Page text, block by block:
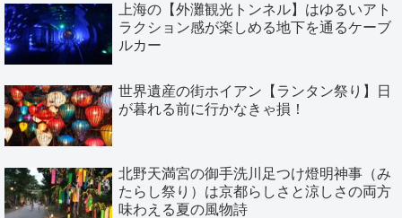
上海の【外灘観光トンネル】はゆるいアト
ラクション感が楽しめる地下を通るケーブ
ルカー
世界遺産の街ホイアン【ランタン祭り】日
が暮れる前に行かなきゃ損！
北野天満宮の御手洗川足つけ燈明神事（み
たらし祭り）は京都らしさと涼しさの両方
味わえる夏の風物詩